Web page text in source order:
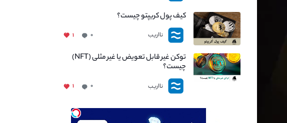
کیف پول کریپتو چیست؟
نااریب ۰ ۱
توکن غیر قابل تعویض یا غیر مثلی (NFT)
چیست؟
نااریب ۰ ۱